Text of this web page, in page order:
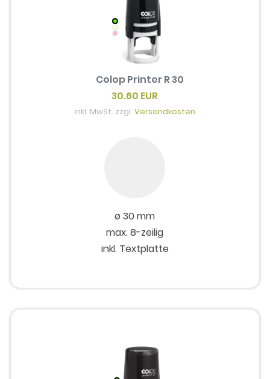
Colop Printer R 30
30.60 EUR
inkl. MwSt. zzgl.Versandkosten
ø 30 mm
max. 8-zeilig
inkl. Textplatte